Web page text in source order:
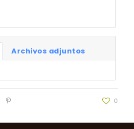
Archivos adjuntos
0